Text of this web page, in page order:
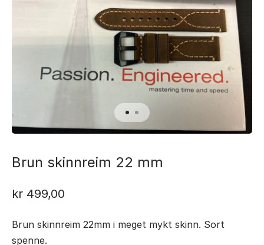
Brun skinnreim 22 mm
kr 499,00
Brun skinnreim 22mm i meget mykt skinn. Sort
spenne.